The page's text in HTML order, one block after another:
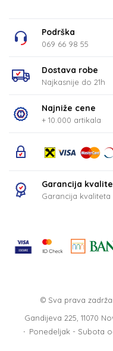
Podrška
069 66 98 55
Dostava robe
Najkasnije do 21h
Najniže cene
+ 10.000 artikala
Garancija
Garancija kvaliteta
© Sva prava
Gandijeva 225, 11070
Ponedeljak - Subota